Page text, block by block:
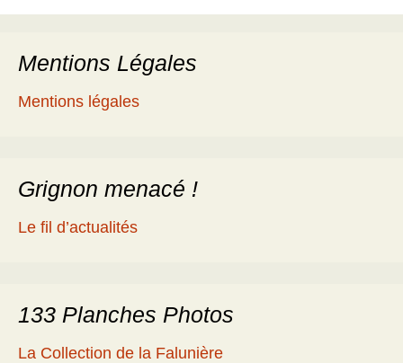
des
articles
Mentions Légales
Mentions légales
Grignon menacé !
Le fil d’actualités
133 Planches Photos
La Collection de la Falunière